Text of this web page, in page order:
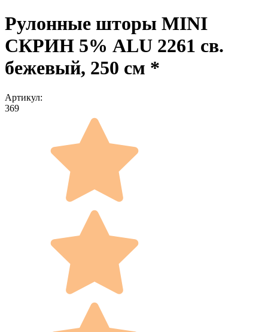
Рулонные шторы MINI
СКРИН 5% ALU 2261 св.
бежевый, 250 см *
Артикул:
369